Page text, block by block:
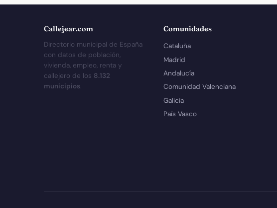
Callejear.com
Directorio municipal de España
con datos de población,
vivienda, empleo, renta y
callejero de los 8.132
municipios.
Comunidades
Cataluña
Madrid
Andalucía
Comunidad Valenciana
Galicia
País Vasco